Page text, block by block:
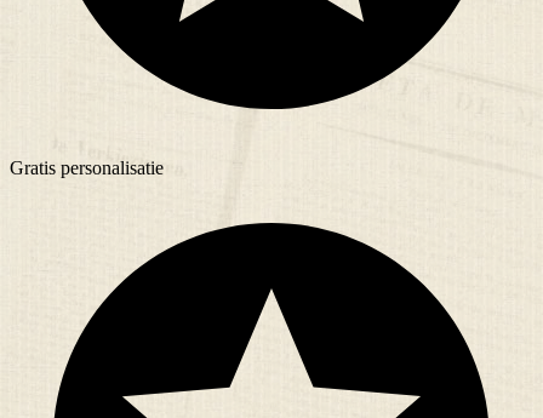
Gratis personalisatie